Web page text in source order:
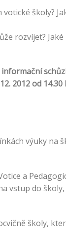
školy?
rozvíjet?
2012 od 14.30
výuky na
a
vstup do
školy,